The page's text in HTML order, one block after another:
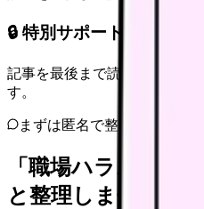
🔒 特別サポート枠（未開放
記事を最後まで読むと、転職
す。
まずは匿名で整理
「職場ハラスメン
と整理しませんか。